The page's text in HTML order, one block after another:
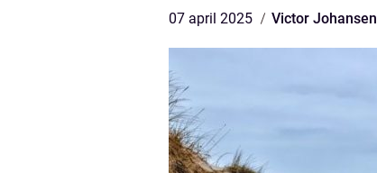
07 april 2025 Victor Johansen